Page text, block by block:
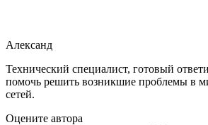
Александ
Технический специалист, готовый
помочь решить возникшие проблемы в
сетей.
Оцените автора